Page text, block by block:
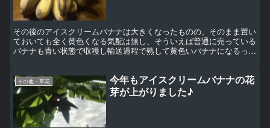
その後のアイスクリームバナナは大きくなったものの、そのまま置い
ておいても全く黄色くなる気配は無し、そういえば普通に売っている
バナナも青い状態で収穫し輸送過程で熟して黄色いバナナになるって
その他・草花
今年もアイスクリームバナナの花
芽が上がりました♪